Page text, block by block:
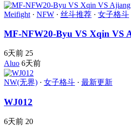
Meifight · NFW · 丝斗推荐 · 女子格斗
MF-NFW20-Byu VS Xqin VS
6天前 25
Aluo 6天前
NW(无界) · 女子格斗 · 最新更新
WJ012
6天前 20